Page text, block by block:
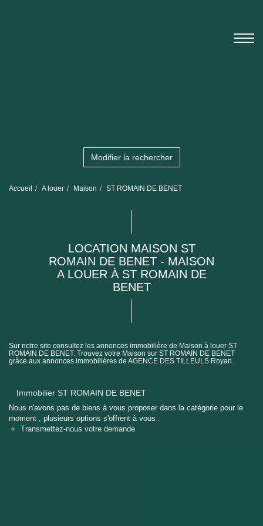
Modifier la rechercher
Accueil A louer Maison ST ROMAIN DE BENET
LOCATION MAISON ST
ROMAIN DE BENET - MAISON
A LOUER À ST ROMAIN DE
BENET
Sur notre site consultez les annonces immobilière de Maison à louer ST
ROMAIN DE BENET. Trouvez votre Maison sur ST ROMAIN DE BENET
grâce aux annonces immobilières de AGENCE DES TILLEULS Royan.
Immobilier ST ROMAIN DE BENET
Nous n'avons pas de biens à vous proposer dans la catégorie pour le
moment , plusieurs options s'offrent à vous :
Transmettez-nous votre demande